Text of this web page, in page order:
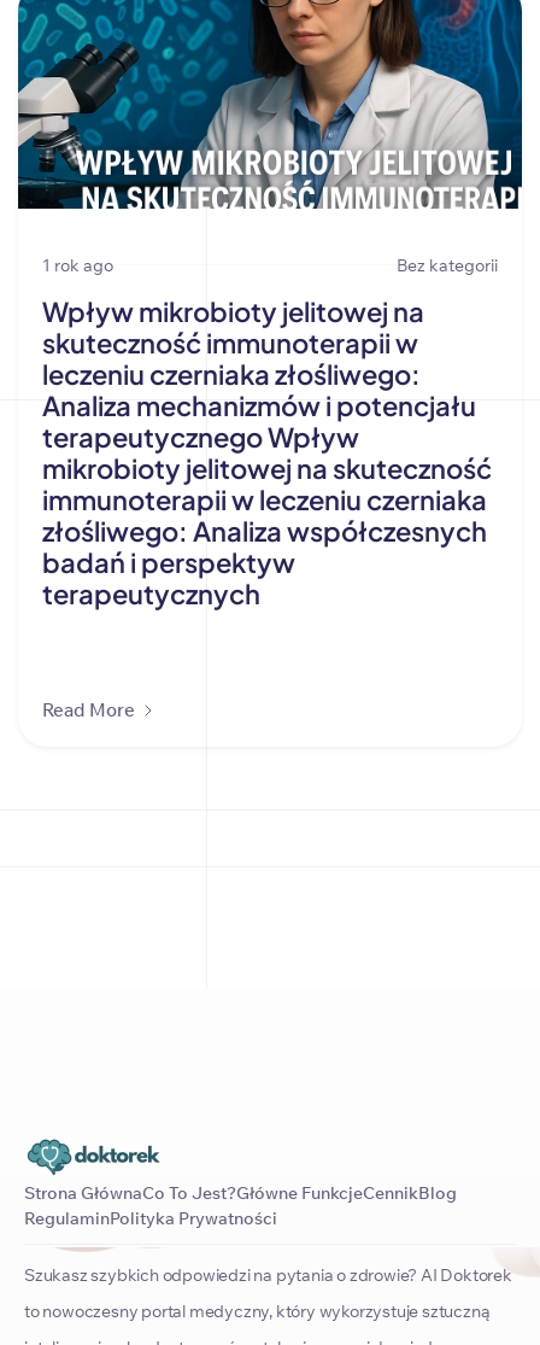
1 rok ago Bez kategorii
Wpływ mikrobioty jelitowej na
skuteczność immunoterapii w
leczeniu czerniaka złośliwego:
Analiza mechanizmów i potencjału
terapeutycznego Wpływ
mikrobioty jelitowej na skuteczność
immunoterapii w leczeniu czerniaka
złośliwego: Analiza współczesnych
badań i perspektyw
terapeutycznych
Read More
Strona GłównaCo To Jest?Główne FunkcjeCennikBlog
RegulaminPolityka Prywatności
Szukasz szybkich odpowiedzi na pytania o zdrowie? AI Doktorek
to nowoczesny portal medyczny, który wykorzystuje sztuczną